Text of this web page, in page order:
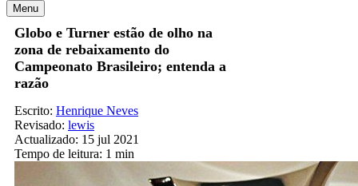
Menu
Globo e Turner estão de olho na
zona de rebaixamento do
Campeonato Brasileiro; entenda a
razão
Escrito: Henrique Neves
Revisado: lewis
Actualizado: 15 jul 2021
Tempo de leitura: 1 min